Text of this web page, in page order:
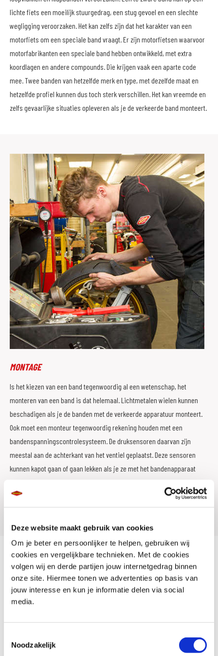
Deze website maakt gebruik van cookies
Om je beter en persoonlijker te helpen, gebruiken wij
cookies en vergelijkbare technieken. Met de cookies
volgen wij en derde partijen jouw internetgedrag binnen
onze site. Hiermee tonen we advertenties op basis van
jouw interesse en kun je informatie delen via social
media.
Noodzakelijk
lichte fiets een moeilijk stuurgedrag, een stug gevoel en een slechte
wegligging veroorzaken. Het kan zelfs zijn dat het karakter van een
motorfiets om een speciale band vraagt. Er zijn motorfietsen waarvoor
motorfabrikanten een speciale band hebben ontwikkeld, met extra
koordlagen en andere compounds. Die krijgen vaak een aparte code
mee. Twee banden van hetzelfde merk en type, met dezelfde maat en
hetzelfde profiel kunnen dus toch sterk verschillen. Het kan vreemde en
zelfs gevaarlijke situaties opleveren als je de verkeerde band monteert.
MONTAGE
Is het kiezen van een band tegenwoordig al een wetenschap, het
monteren van een band is dat helemaal. Lichtmetalen wielen kunnen
beschadigen als je de banden met de verkeerde apparatuur monteert.
Ook moet een monteur tegenwoordig rekening houden met een
bandenspanningscontrolesysteem. De druksensoren daarvan zijn
meestal aan de achterkant van het ventiel geplaatst. Deze sensoren
kunnen kapot gaan of gaan lekken als je ze met het bandenapparaat
vervangen. De ventielmoer moet met het juiste aanhaalkoppel worden
vastgezet, anders kunnen de sensoren breken.
GRATIS BANDENCONTROLE
Wij helpen je graag!
meters, het is maar net wat je voorkeur heeft. Twijfel je over de conditie